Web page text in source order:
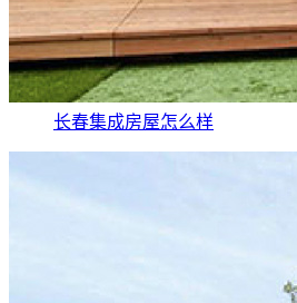
长春集成房屋怎么样